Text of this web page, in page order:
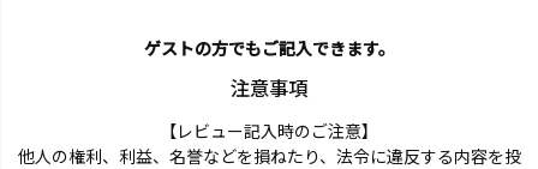
ゲストの方でもご記入できます。
注意事項
【レビュー記入時のご注意】
他人の権利、利益、名誉などを損ねたり、法令に違反する内容を投